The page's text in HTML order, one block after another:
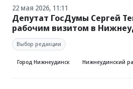
22 мая 2026, 11:11
Депутат ГосДумы Сергей
рабочим визитом в
Выбор редакции
Город Нижнеудинск Нижнеудинский